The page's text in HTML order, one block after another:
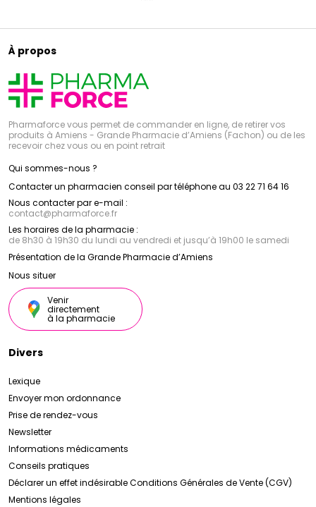
À propos
Pharmaforce vous permet de commander en ligne, de retirer vos
produits à Amiens - Grande Pharmacie d’Amiens (Fachon) ou de les
recevoir chez vous ou en point retrait
Qui sommes-nous ?
Contacter un pharmacien conseil par téléphone au 03 22 71 64 16
Nous contacter par e-mail :
contact@pharmaforce.fr
Les horaires de la pharmacie :
de 8h30 à 19h30 du lundi au vendredi et jusqu’à 19h00 le samedi
Présentation de la Grande Pharmacie d’Amiens
Nous situer
Venir
directement
à la pharmacie
Divers
Lexique
Envoyer mon ordonnance
Prise de rendez-vous
Newsletter
Informations médicaments
Conseils pratiques
Déclarer un effet indésirableConditions Générales de Vente (CGV)
Mentions légales